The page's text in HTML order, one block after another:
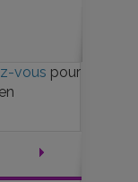
vous pour